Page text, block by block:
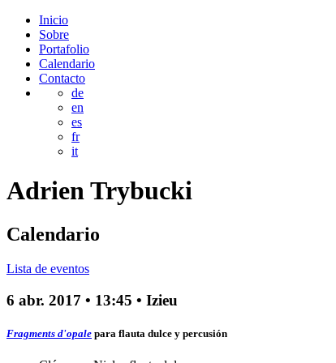
Inicio
Sobre
Portafolio
Calendario
Contacto
de
en
es
fr
it
AdrienTrybucki
Calendario
Lista de eventos
6 abr. 2017 • 13:45 • Izieu
Fragments d'opale para flauta dulce y percusión